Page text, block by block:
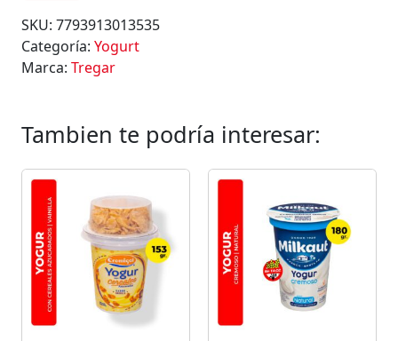
SKU: 7793913013535
Categoría: Yogurt
Marca: Tregar
Tambien te podría interesar: